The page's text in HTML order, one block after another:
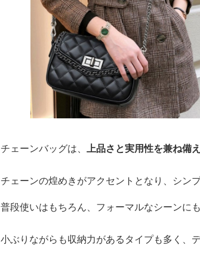
チェーンバッグは、 上品さと実用性を兼ね備
チェーンの煌めきがアクセントとなり、シン
普段使いはもちろん、フォーマルなシーンに
小ぶりながらも収納力があるタイプも多く、